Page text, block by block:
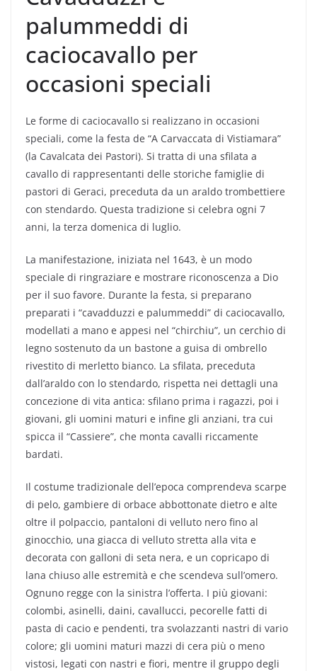
palummeddi di
caciocavallo per
occasioni speciali
Le forme di caciocavallo si realizzano in occasioni
speciali, come la festa de “A Carvaccata di Vistiamara”
(la Cavalcata dei Pastori). Si tratta di una sfilata a
cavallo di rappresentanti delle storiche famiglie di
pastori di Geraci, preceduta da un araldo trombettiere
con stendardo. Questa tradizione si celebra ogni 7
anni, la terza domenica di luglio.
La manifestazione, iniziata nel 1643, è un modo
speciale di ringraziare e mostrare riconoscenza a Dio
per il suo favore. Durante la festa, si preparano
preparati i “cavadduzzi e palummeddi” di caciocavallo,
modellati a mano e appesi nel “chirchiu”, un cerchio di
legno sostenuto da un bastone a guisa di ombrello
rivestito di merletto bianco. La sfilata, preceduta
dall’araldo con lo stendardo, rispetta nei dettagli una
concezione di vita antica: sfilano prima i ragazzi, poi i
giovani, gli uomini maturi e infine gli anziani, tra cui
spicca il “Cassiere”, che monta cavalli riccamente
bardati.
Il costume tradizionale dell’epoca comprendeva scarpe
di pelo, gambiere di orbace abbottonate dietro e alte
oltre il polpaccio, pantaloni di velluto nero fino al
ginocchio, una giacca di velluto stretta alla vita e
decorata con galloni di seta nera, e un copricapo di
lana chiuso alle estremità e che scendeva sull’omero.
Ognuno regge con la sinistra l’offerta. I più giovani:
colombi, asinelli, daini, cavallucci, pecorelle fatti di
pasta di cacio e pendenti, tra svolazzanti nastri di vario
colore; gli uomini maturi mazzi di cera più o meno
vistosi, legati con nastri e fiori, mentre il gruppo degli